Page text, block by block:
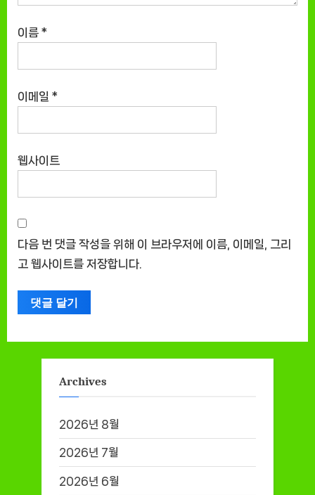
이름 *
이메일 *
웹사이트
다음 번 댓글 작성을 위해 이 브라우저에 이름, 이메일, 그리
고 웹사이트를 저장합니다.
Archives
2026년 8월
2026년 7월
2026년 6월